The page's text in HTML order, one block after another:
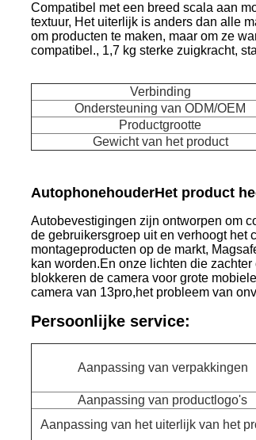
Compatibel met een breed scala aan
textuur, Het uiterlijk is anders dan alle
om producten te maken, maar om ze
compatibel., 1,7 kg sterke zuigkracht,
Verbinding
Ondersteuning van ODM/OEM
Productgrootte
Gewicht van het product
AutophonehouderHet product
Autobevestigingen zijn ontworpen om
de gebruikersgroep uit en verhoogt het
montageproducten op de markt,
kan worden.En onze lichten die
blokkeren de camera voor grote
camera van 13pro,het probleem van
Persoonlijke service:
Aanpassing van verpakkingen
Aanpassing van productlogo's
Aanpassing van het uiterlijk van het